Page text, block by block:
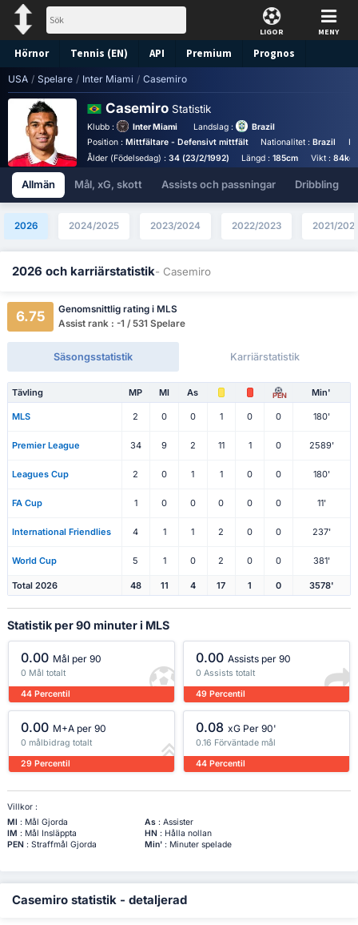
LIGOR MENY
Hörnor Tennis (EN) API Premium Prognos
USA / Spelare / Inter Miami / Casemiro
Casemiro Statistik
Klubb : Inter Miami Landslag :
Brazil
Position : Mittfältare - Defensivt mittfält Nationalitet :Brazil
Ålder (Födelsedag) : 34 (23/2/1992) Längd :185cm Vikt : 84kg
Allmän Mål, xG, skott Assists och passningar Dribbling
2026 2024/2025 2023/2024 2022/2023 2021/
2026 och karriärstatistik- Casemiro
6.75
Genomsnittlig rating i MLS
Assist rank : -1 / 531 Spelare
Säsongsstatistik Karriärstatistik
Tävling MP Ml As PEN Min'
MLS 2 0 0 1 0 0 180'
Premier League 34 9 2 11 1 0 2589'
Leagues Cup 2 0 1 1 0 0 180'
FA Cup 1 0 0 0 0 0 11'
International Friendlies 4 1 1 2 0 0 237'
World Cup 5 1 0 2 0 0 381'
Total 2026 48 11 4 17 1 0 3578'
Statistik per 90 minuter i MLS
0.00 Mål per 90
0 Mål totalt
44 Percentil
0.00 Assists per 90
0 Assists totalt
49 Percentil
0.00 M+A per 90
0 målbidrag totalt
29 Percentil
0.08 xG Per 90'
0.16 Förväntade mål
44 Percentil
Villkor :
Ml : Mål Gjorda As: Assister
IM : Mål Insläppta HN: Hålla nollan
PEN: Straffmål Gjorda Min': Minuter spelade
Casemiro statistik - detaljerad